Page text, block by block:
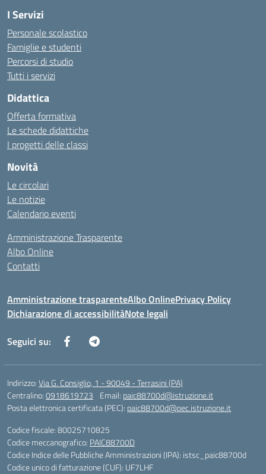
I Servizi
Personale scolastico
Famiglie e studenti
Percorsi di studio
Tutti i servizi
Didattica
Offerta formativa
Le schede didattiche
I progetti delle classi
Novità
Le circolari
Le notizie
Calendario eventi
Amministrazione Trasparente
Albo Online
Contatti
Amministrazione trasparenteAlbo OnlinePrivacy Policy
Dichiarazione di accessibilitàNote legali
Seguici su:
Indirizzo:Via G. Consiglio, 1 - 90049 - Terrasini (PA)
Centralino:0918619723 Email: paic88700d@istruzione.it
Posta elettronica certificata (PEC): paic88700d@pec.istruzione.it
Codice fiscale: 80025710825
Codice meccanografico: PAIC88700D
Codice Indice delle Pubbliche Amministrazioni (IPA): istsc_paic88700d
Codice unico di fatturazione (CUF): UF7LHF